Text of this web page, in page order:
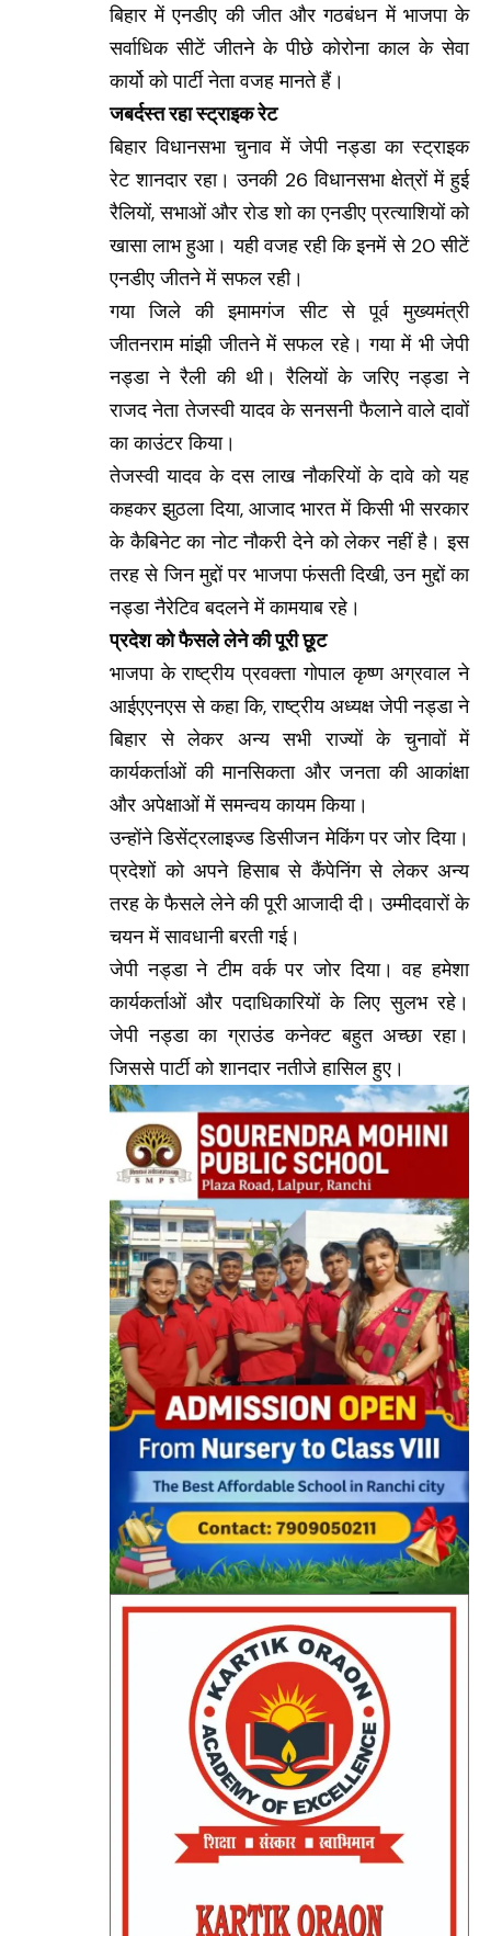
बिहार में एनडीए की जीत और गठबंधन में भाजपा के
सर्वाधिक सीटें जीतने के पीछे कोरोना काल के सेवा
कार्यो को पार्टी नेता वजह मानते हैं।
जबर्दस्त रहा स्ट्राइक रेट
बिहार विधानसभा चुनाव में जेपी नड्डा का स्ट्राइक
रेट शानदार रहा। उनकी 26 विधानसभा क्षेत्रों में हुई
रैलियों, सभाओं और रोड शो का एनडीए प्रत्याशियों को
खासा लाभ हुआ। यही वजह रही कि इनमें से 20 सीटें
एनडीए जीतने में सफल रही।
गया जिले की इमामगंज सीट से पूर्व मुख्यमंत्री
जीतनराम मांझी जीतने में सफल रहे। गया में भी जेपी
नड्डा ने रैली की थी। रैलियों के जरिए नड्डा ने
राजद नेता तेजस्वी यादव के सनसनी फैलाने वाले दावों
का काउंटर किया।
तेजस्वी यादव के दस लाख नौकरियों के दावे को यह
कहकर झुठला दिया, आजाद भारत में किसी भी सरकार
के कैबिनेट का नोट नौकरी देने को लेकर नहीं है। इस
तरह से जिन मुद्दों पर भाजपा फंसती दिखी, उन मुद्दों का
नड्डा नैरेटिव बदलने में कामयाब रहे।
प्रदेश को फैसले लेने की पूरी छूट
भाजपा के राष्ट्रीय प्रवक्ता गोपाल कृष्ण अग्रवाल ने
आईएएनएस से कहा कि, राष्ट्रीय अध्यक्ष जेपी नड्डा ने
बिहार से लेकर अन्य सभी राज्यों के चुनावों में
कार्यकर्ताओं की मानसिकता और जनता की आकांक्षा
और अपेक्षाओं में समन्वय कायम किया।
उन्होंने डिसेंट्रलाइज्ड डिसीजन मेकिंग पर जोर दिया।
प्रदेशों को अपने हिसाब से कैंपेनिंग से लेकर अन्य
तरह के फैसले लेने की पूरी आजादी दी। उम्मीदवारों के
चयन में सावधानी बरती गई।
जेपी नड्डा ने टीम वर्क पर जोर दिया। वह हमेशा
कार्यकर्ताओं और पदाधिकारियों के लिए सुलभ रहे।
जेपी नड्डा का ग्राउंड कनेक्ट बहुत अच्छा रहा।
जिससे पार्टी को शानदार नतीजे हासिल हुए।